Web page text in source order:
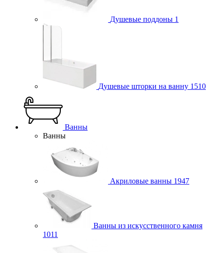
Душевые поддоны 1
Душевые шторки на ванну 1510
Ванны
Ванны
Акриловые ванны 1947
Ванны из искусственного камня
1011